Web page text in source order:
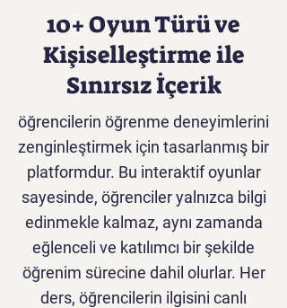
10+ Oyun Türü ve
Kişiselleştirme ile
Sınırsız İçerik
öğrencilerin öğrenme deneyimlerini
zenginleştirmek için tasarlanmış bir
platformdur. Bu interaktif oyunlar
sayesinde, öğrenciler yalnızca bilgi
edinmekle kalmaz, aynı zamanda
eğlenceli ve katılımcı bir şekilde
öğrenim sürecine dahil olurlar. Her
ders, öğrencilerin ilgisini canlı